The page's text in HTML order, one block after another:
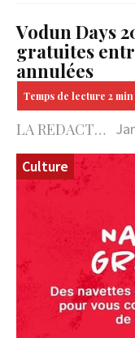
Vodun Days
gratuites
annulées
LA REDACTION
Culture